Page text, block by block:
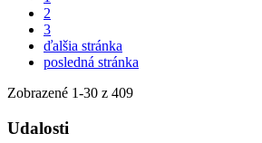
2
3
ďalšia stránka
posledná stránka
Zobrazené 1-30 z 409
Udalosti